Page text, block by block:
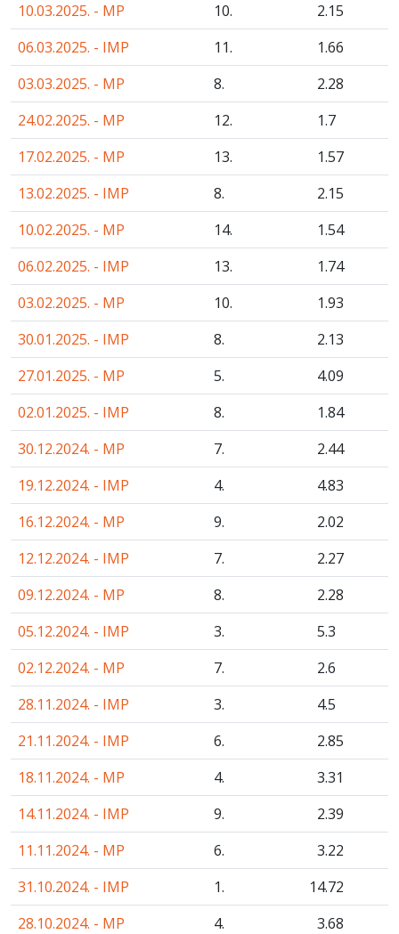
10.03.2025. - MP
10. 2.15
06.03.2025. - IMP
11. 1.66
03.03.2025. - MP
8. 2.28
24.02.2025. - MP
12. 1.7
17.02.2025. - MP
13. 1.57
13.02.2025. - IMP
8. 2.15
10.02.2025. - MP
14. 1.54
06.02.2025. - IMP
13. 1.74
03.02.2025. - MP
10. 1.93
30.01.2025. - IMP
8. 2.13
27.01.2025. - MP
5. 4.09
02.01.2025. - IMP
8. 1.84
30.12.2024. - MP
7. 2.44
19.12.2024. - IMP
4. 4.83
16.12.2024. - MP
9. 2.02
12.12.2024. - IMP
7. 2.27
09.12.2024. - MP
8. 2.28
05.12.2024. - IMP
3. 5.3
02.12.2024. - MP
7. 2.6
28.11.2024. - IMP
3. 4.5
21.11.2024. - IMP
6. 2.85
18.11.2024. - MP
4. 3.31
14.11.2024. - IMP
9. 2.39
11.11.2024. - MP
6. 3.22
31.10.2024. - IMP
1. 14.72
28.10.2024. - MP
4. 3.68